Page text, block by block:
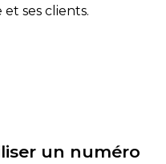
ses clients.
un numéro